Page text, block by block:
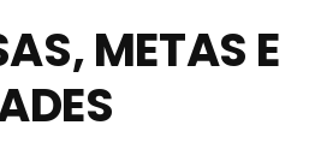
METAS E